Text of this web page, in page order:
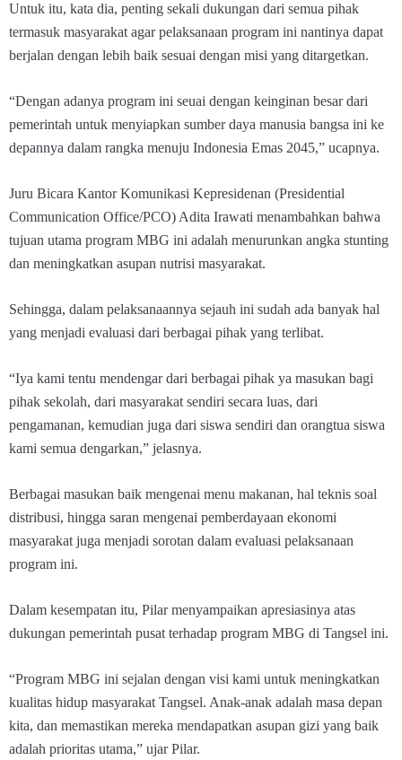
Untuk itu, kata dia, penting sekali dukungan dari semua pihak
termasuk masyarakat agar pelaksanaan program ini nantinya dapat
berjalan dengan lebih baik sesuai dengan misi yang ditargetkan.
“Dengan adanya program ini seuai dengan keinginan besar dari
pemerintah untuk menyiapkan sumber daya manusia bangsa ini ke
depannya dalam rangka menuju Indonesia Emas 2045,” ucapnya.
Juru Bicara Kantor Komunikasi Kepresidenan (Presidential
Communication Office/PCO) Adita Irawati menambahkan bahwa
tujuan utama program MBG ini adalah menurunkan angka stunting
dan meningkatkan asupan nutrisi masyarakat.
Sehingga, dalam pelaksanaannya sejauh ini sudah ada banyak hal
yang menjadi evaluasi dari berbagai pihak yang terlibat.
“Iya kami tentu mendengar dari berbagai pihak ya masukan bagi
pihak sekolah, dari masyarakat sendiri secara luas, dari
pengamanan, kemudian juga dari siswa sendiri dan orangtua siswa
kami semua dengarkan,” jelasnya.
Berbagai masukan baik mengenai menu makanan, hal teknis soal
distribusi, hingga saran mengenai pemberdayaan ekonomi
masyarakat juga menjadi sorotan dalam evaluasi pelaksanaan
program ini.
Dalam kesempatan itu, Pilar menyampaikan apresiasinya atas
dukungan pemerintah pusat terhadap program MBG di Tangsel ini.
“Program MBG ini sejalan dengan visi kami untuk meningkatkan
kualitas hidup masyarakat Tangsel. Anak-anak adalah masa depan
kita, dan memastikan mereka mendapatkan asupan gizi yang baik
adalah prioritas utama,” ujar Pilar.